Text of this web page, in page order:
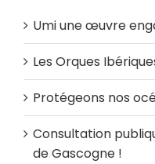
Umi une œuvre
Les Orques
Protégeons nos
Consultation
de Gascogne !